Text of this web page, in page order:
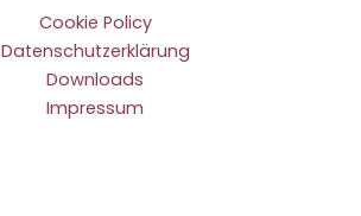
Cookie Policy
Datenschutzerklärung
Downloads
Impressum